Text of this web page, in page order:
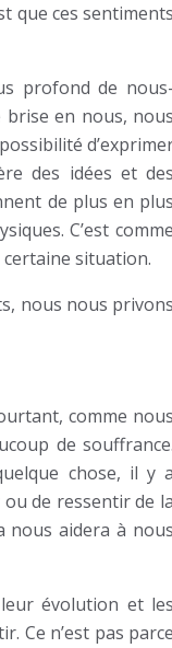
que ces sentiments
profond de nous-
brise en nous, nous
des idées et des
de plus en plus
C’est comme
situation.
nous nous privons
comme nous
de souffrance.
chose, il y a
de ressentir de la
nous aidera à nous
évolution et les
Ce n’est pas parce